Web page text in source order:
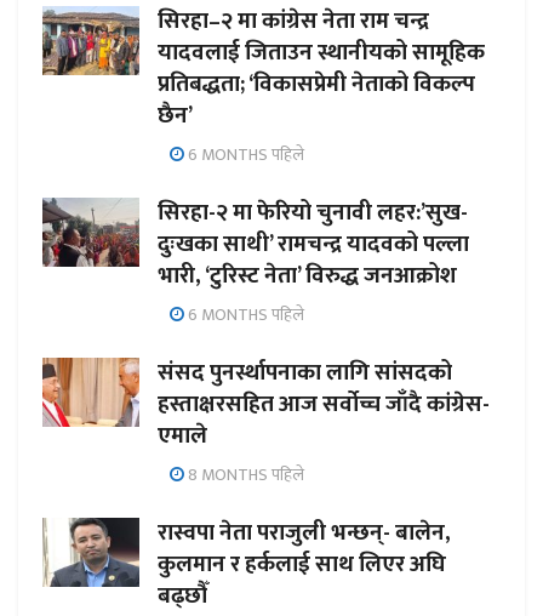
सिरहा–२ मा कांग्रेस नेता राम चन्द्र
यादवलाई जिताउन स्थानीयको सामूहिक
प्रतिबद्धता; ‘विकासप्रेमी नेताको विकल्प
छैन’
6 MONTHS पहिले
सिरहा-२ मा फेरियो चुनावी लहर:’सुख-
दुःखका साथी’ रामचन्द्र यादवको पल्ला
भारी, ‘टुरिस्ट नेता’ विरुद्ध जनआक्रोश
6 MONTHS पहिले
संसद पुनर्स्थापनाका लागि सांसदको
हस्ताक्षरसहित आज सर्वोच्च जाँदै कांग्रेस-
एमाले
8 MONTHS पहिले
रास्वपा नेता पराजुली भन्छन्- बालेन,
कुलमान र हर्कलाई साथ लिएर अघि
बढ्छौँ